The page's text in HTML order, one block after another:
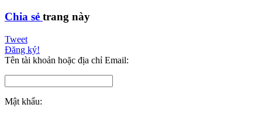
Chia sẻ trang này
Tweet
Đăng ký!
Tên tài khoản hoặc địa chỉ Email:
Mật khẩu: